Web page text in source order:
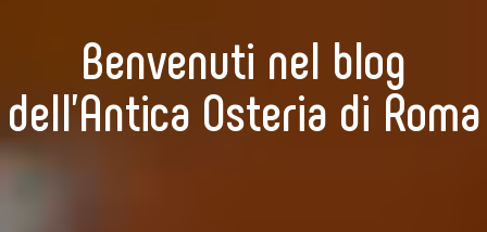
Benvenuti nel blog
dell’Antica Osteria di Roma